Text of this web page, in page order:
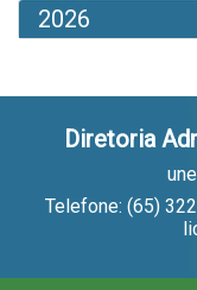
2026
Diretoria
Telefone: (65)